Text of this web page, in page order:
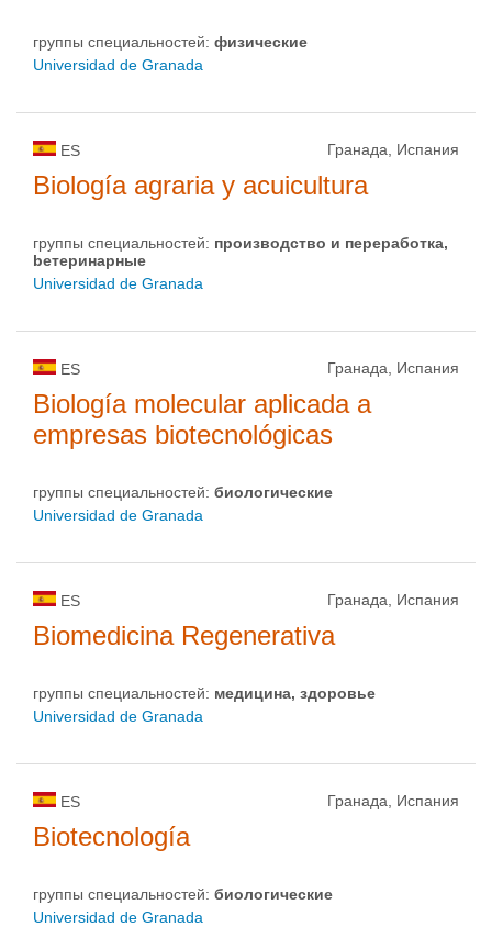
группы специальностей: физическиe
Universidad de Granada
ES Гранада, Испания
Biología agraria y acuicultura
группы специальностей: производство и пepepaбoткa,
bетеринарные
Universidad de Granada
ES Гранада, Испания
Biología molecular aplicada a
empresas biotecnológicas
группы специальностей: биологическиe
Universidad de Granada
ES Гранада, Испания
Biomedicina Regenerativa
группы специальностей: медицина, здоровье
Universidad de Granada
ES Гранада, Испания
Biotecnología
группы специальностей: биологическиe
Universidad de Granada